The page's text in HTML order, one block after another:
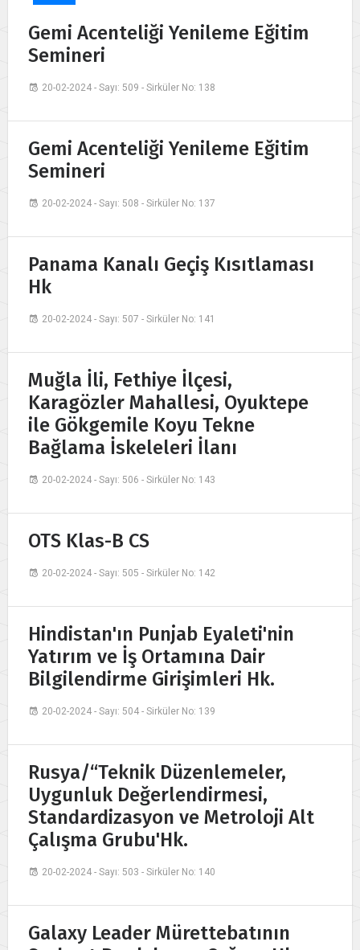
Gemi Acenteliği Yenileme Eğitim
Semineri
20-02-2024 - Sayı: 509 - Sirküler No: 138
Gemi Acenteliği Yenileme Eğitim
Semineri
20-02-2024 - Sayı: 508 - Sirküler No: 137
Panama Kanalı Geçiş Kısıtlaması
Hk
20-02-2024 - Sayı: 507 - Sirküler No: 141
Muğla İli, Fethiye İlçesi,
Karagözler Mahallesi, Oyuktepe
ile Gökgemile Koyu Tekne
Bağlama İskeleleri İlanı
20-02-2024 - Sayı: 506 - Sirküler No: 143
OTS Klas-B CS
20-02-2024 - Sayı: 505 - Sirküler No: 142
Hindistan'ın Punjab Eyaleti'nin
Yatırım ve İş Ortamına Dair
Bilgilendirme Girişimleri Hk.
20-02-2024 - Sayı: 504 - Sirküler No: 139
Rusya/“Teknik Düzenlemeler,
Uygunluk Değerlendirmesi,
Standardizasyon ve Metroloji Alt
Çalışma Grubu'Hk.
20-02-2024 - Sayı: 503 - Sirküler No: 140
Galaxy Leader Mürettebatının